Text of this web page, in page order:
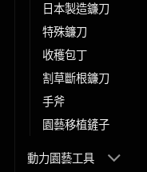
日本製造鐮刀
特殊鐮刀
收穫包丁
割草斷根鐮刀
手斧
園藝移植鏟子
動力園藝工具